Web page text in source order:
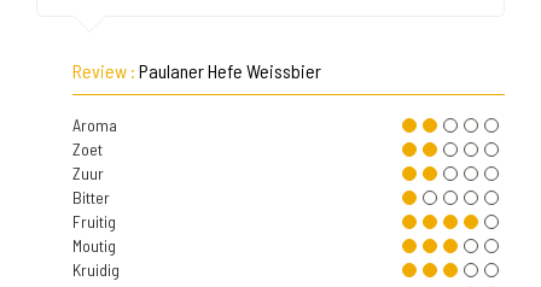
Review : Paulaner Hefe Weissbier
Aroma
Zoet
Zuur
Bitter
Fruitig
Moutig
Kruidig